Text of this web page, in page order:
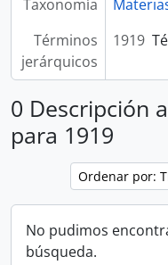
Taxonomía
Términos
jerárquicos
1919
0 Descripción
para 1919
Ordenar por:
No pudimos
búsqueda.